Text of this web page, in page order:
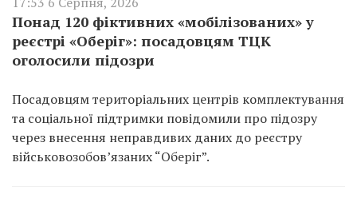
Понад 120 фіктивних «мобілізованих» у
реєстрі «Оберіг»: посадовцям ТЦК
оголосили підозри
Посадовцям територіальних центрів комплектування
та соціальної підтримки повідомили про підозру
через внесення неправдивих даних до реєстру
військовозобов’язаних “Оберіг”.